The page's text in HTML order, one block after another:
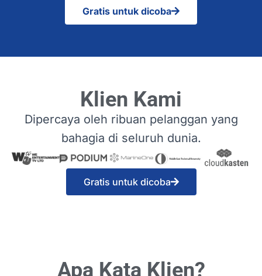
Gratis untuk dicoba
Klien Kami
Dipercaya oleh ribuan pelanggan yang
bahagia di seluruh dunia.
Gratis untuk dicoba
Apa Kata Klien?